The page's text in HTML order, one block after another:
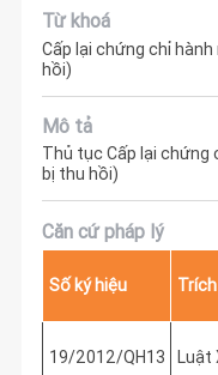
Từ khoá
Cấp lại chứng chỉ
hồi)
Mô tả
Thủ tục Cấp lại chứng
bị thu hồi)
Căn cứ pháp lý
Số ký hiệu
19/2012/QH13 Luật